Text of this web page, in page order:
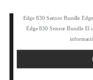
Edge 830 Sensor Bundle
Edge 830 Sensor Bundle El